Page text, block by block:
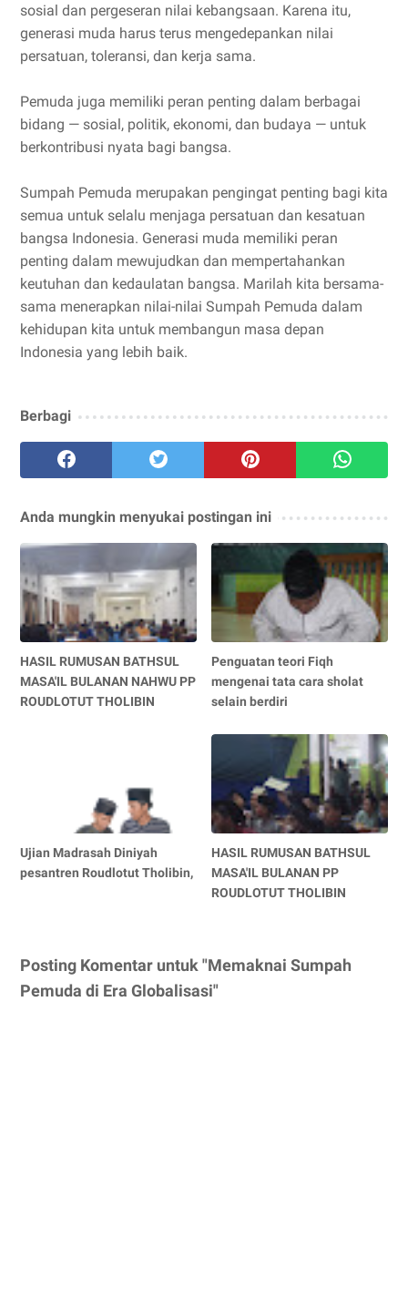
sosial dan pergeseran nilai kebangsaan. Karena itu,
generasi muda harus terus mengedepankan nilai
persatuan, toleransi, dan kerja sama.
Pemuda juga memiliki peran penting dalam berbagai
bidang — sosial, politik, ekonomi, dan budaya — untuk
berkontribusi nyata bagi bangsa.
Sumpah Pemuda merupakan pengingat penting bagi kita
semua untuk selalu menjaga persatuan dan kesatuan
bangsa Indonesia. Generasi muda memiliki peran
penting dalam mewujudkan dan mempertahankan
keutuhan dan kedaulatan bangsa. Marilah kita bersama-
sama menerapkan nilai-nilai Sumpah Pemuda dalam
kehidupan kita untuk membangun masa depan
Indonesia yang lebih baik.
Berbagi
Anda mungkin menyukai postingan ini
HASIL RUMUSAN BATHSUL
MASA'IL BULANAN NAHWU PP
ROUDLOTUT THOLIBIN
Penguatan teori Fiqh
mengenai tata cara sholat
selain berdiri
Ujian Madrasah Diniyah
pesantren Roudlotut Tholibin,
HASIL RUMUSAN BATHSUL
MASA'IL BULANAN PP
ROUDLOTUT THOLIBIN
Posting Komentar untuk "Memaknai Sumpah
Pemuda di Era Globalisasi"